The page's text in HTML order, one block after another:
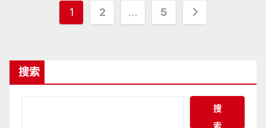
文
页
1 2 … 5
搜索
搜